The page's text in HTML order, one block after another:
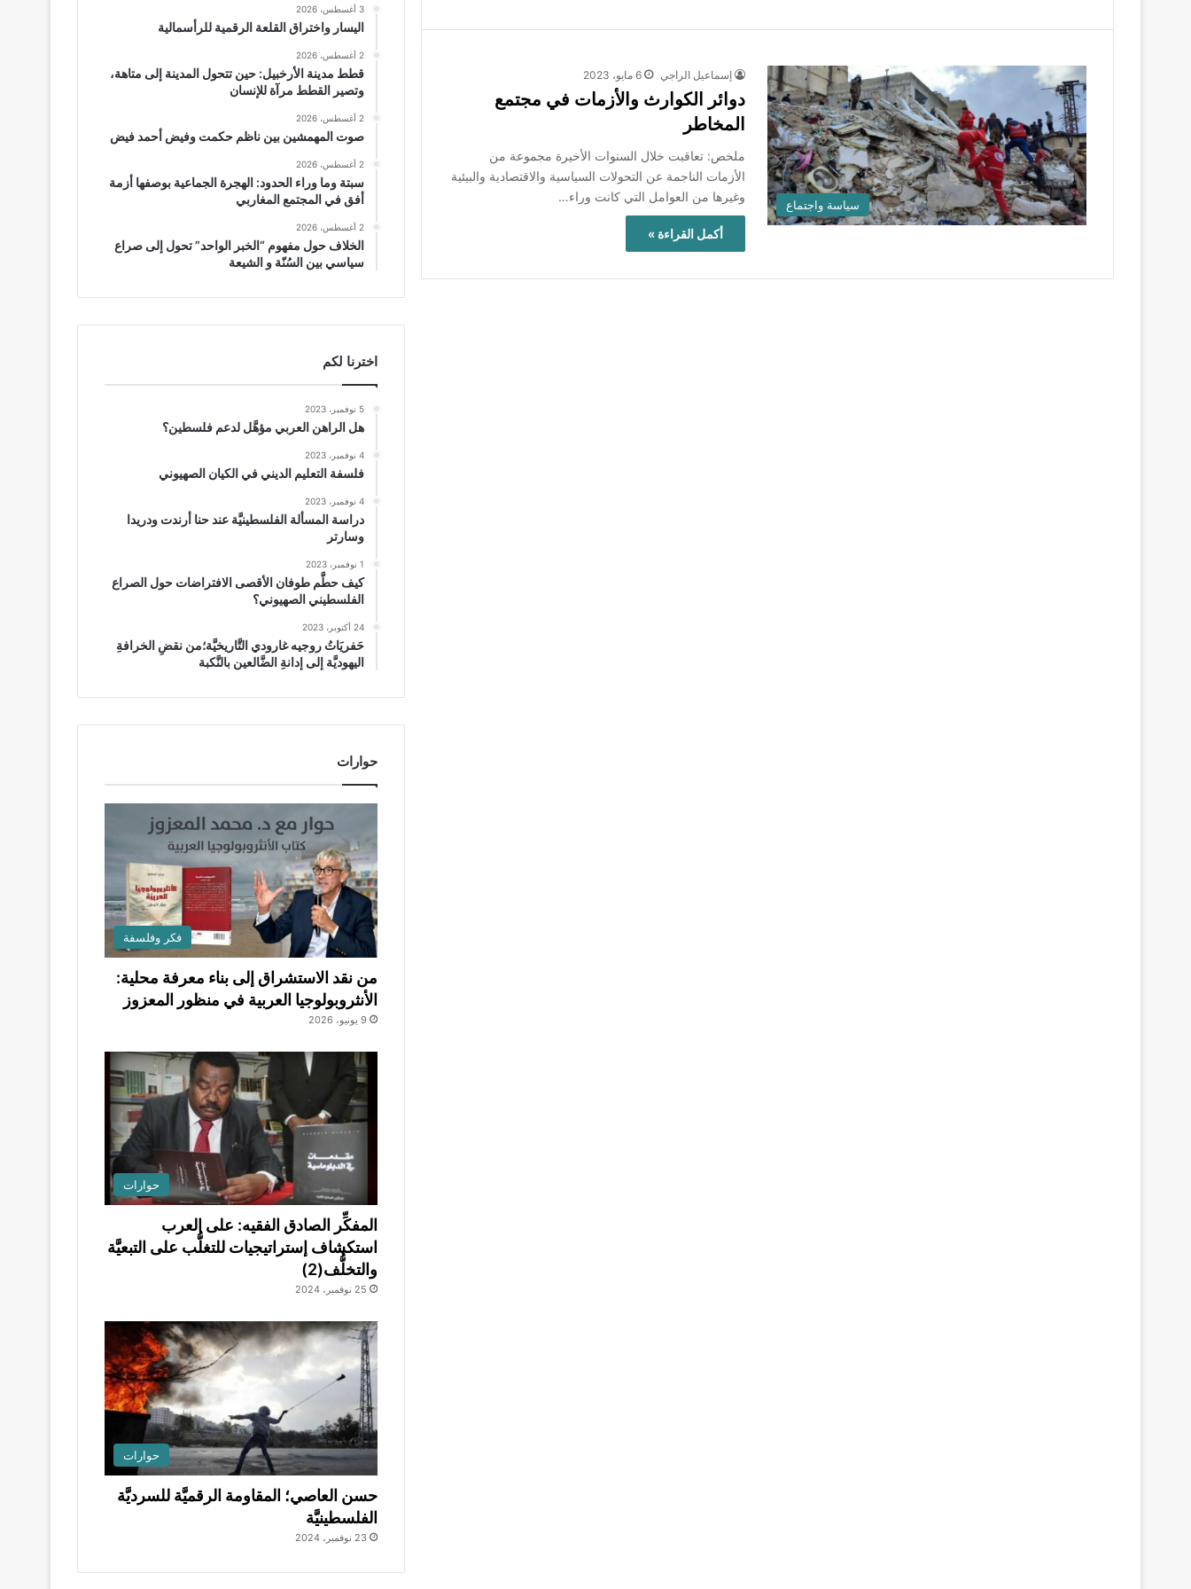
سياسة واجتماع
إسماعيل الراجي 6 مايو، 2023
دوائر الكوارث والأزمات في مجتمع
المخاطر
ملخص: تعاقبت خلال السنوات الأخيرة مجموعة من
الأزمات الناجمة عن التحولات السياسية والاقتصادية والبيئية
وغيرها من العوامل التي كانت وراء…
أكمل القراءة »
3 أغسطس، 2026
اليسار واختراق القلعة الرقمية للرأسمالية
2 أغسطس، 2026
قطط مدينة الأرخبيل: حين تتحول المدينة إلى متاهة،
وتصير القطط مرآة للإنسان
2 أغسطس، 2026
صوت المهمشين بين ناظم حكمت وفيض أحمد فيض
2 أغسطس، 2026
سبتة وما وراء الحدود: الهجرة الجماعية بوصفها أزمة
أفق في المجتمع المغاربي
2 أغسطس، 2026
الخلاف حول مفهوم “الخبر الواحد” تحول إلى صراع
سياسي بين السُنّة و الشيعة
اخترنا لكم
5 نوفمبر، 2023
هل الراهن العربي مؤهَّل لدعم فلسطين؟
4 نوفمبر، 2023
فلسفة التعليم الديني في الكيان الصهيوني
4 نوفمبر، 2023
دراسة المسألة الفلسطينيَّة عند حنا أرندت ودريدا
وسارتر
1 نوفمبر، 2023
كيف حطَّم طوفان الأقصى الافتراضات حول الصراع
الفلسطيني الصهيوني؟
24 أكتوبر، 2023
حَفريَاتُ روجيه غارودي التَّاريخيَّة؛من نقضِ الخرافةِ
اليهوديَّة إلى إدانةِ الضَّالعين بالنَّكبة
حوارات
فكر وفلسفة
من نقد الاستشراق إلى بناء معرفة محلية:
الأنثروبولوجيا العربية في منظور المعزوز
9 يونيو، 2026
حوارات
المفكِّر الصادق الفقيه: على العرب
استكشاف إستراتيجيات للتغلُّب على التبعيَّة
والتخلُّف(2)
25 نوفمبر، 2024
حوارات
حسن العاصي؛ المقاومة الرقميَّة للسرديَّة
الفلسطينيَّة
23 نوفمبر، 2024